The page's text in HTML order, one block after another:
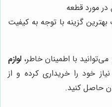
مورد قطعه
گزینه با توجه به کیفیت
با اطمینان خاطر، لوازم
خود را خریداری کرده و از
حاصل کنید.